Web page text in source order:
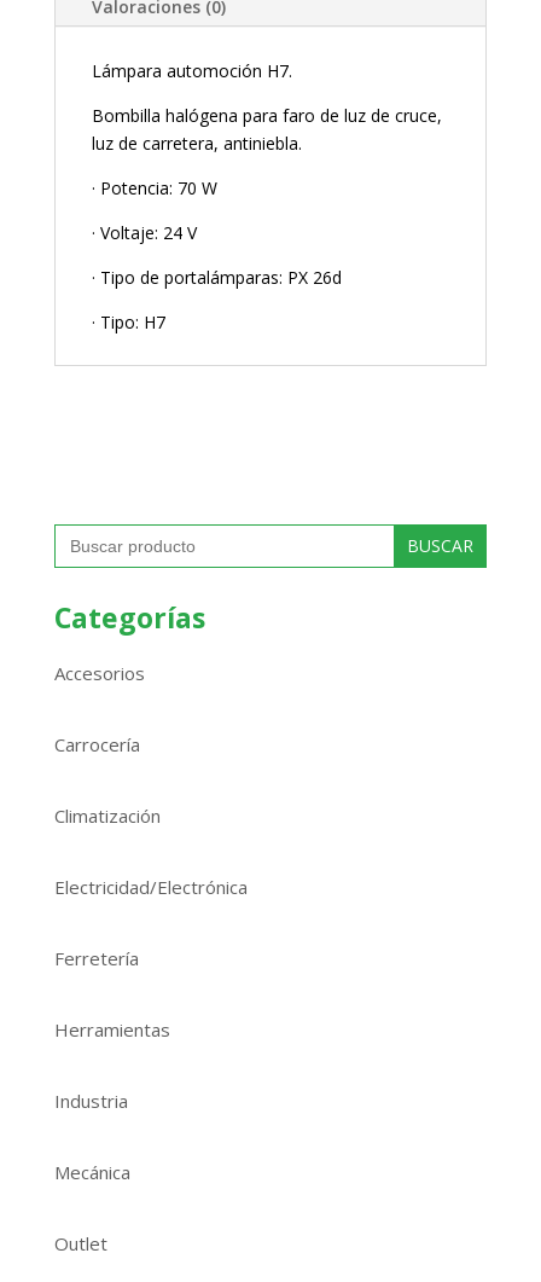
Valoraciones (0)
Lámpara automoción H7.
Bombilla halógena para faro de luz de cruce,
luz de carretera, antiniebla.
· Potencia: 70 W
· Voltaje: 24 V
· Tipo de portalámparas: PX 26d
· Tipo: H7
Buscar:
Categorías
Accesorios
Carrocería
Climatización
Electricidad/Electrónica
Ferretería
Herramientas
Industria
Mecánica
Outlet